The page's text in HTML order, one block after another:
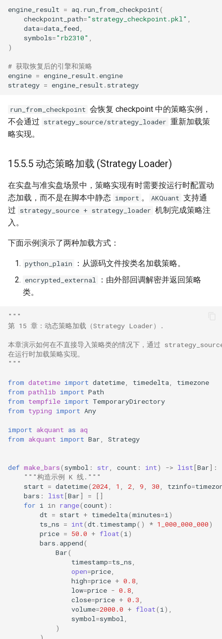
engine_result = aq . run_from_checkpoint(
checkpoint_path="strategy_checkpoint.pkl"
data=data_feed
symbols="rb2310"
)
# 获取恢复后的引擎和策略
engine = engine_result . engine
strategy = engine_result . strategy
run_from_checkpoint 会恢复 checkpoint 中的策略实例，
不会通过 strategy_source/strategy_loader 重新加载策
略实现。
15.5.5 动态策略加载 (Strategy Loader)
在实盘与准实盘场景中，策略实现有时需要按运行时配置动
态加载，而不是在脚本中静态 import 。 AKQuant 支持通
过 strategy_source + strategy_loader 机制完成策略注
入。
下面示例演示了两种加载方式：
python_plain ：从源码文件按类名加载策略。
encrypted_external
：由外部回调解密并返回策略
类。
"""
第 15 章：动态策略加载（Strategy Loader）.
本章演示如何在不直接导入策略类的情况下，通过
在运行时加载策略实现。
"""
from datetime import datetime timedelta
timezone
from pathlib import Path
from tempfile import TemporaryDirectory
from typing import Any
import akquant as aq
from akquant import Bar Strategy
def make_bars( symbol : str count : int) -> list[Bar]:
"""构造示例 K 线."""
start = datetime( 2024 1 2 9 30 tzinfo=
bars : list[Bar] =
[]
for i in range(count):
dt = start + timedelta(minutes=i )
ts_ns = int(dt . timestamp() * 1_000_000_000)
price = 50.0 + float( i )
bars . append(
Bar(
timestamp=ts_ns
open=price
high=price + 0.8
low=price - 0.8
close=price + 0.3
volume=2000.0 + float( i ),
symbol =symbol
)